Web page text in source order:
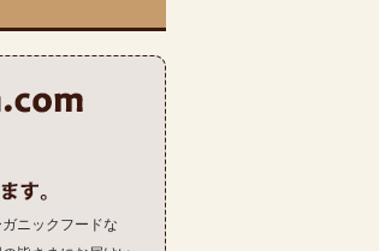
ニックフードな